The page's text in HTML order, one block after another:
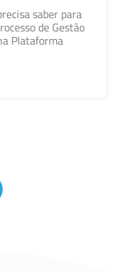
saber para
de Gestão
Plataforma